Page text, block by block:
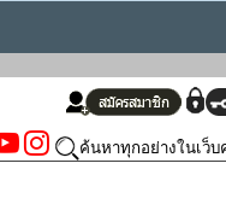
ค้นหาทุกอย่างในเว็